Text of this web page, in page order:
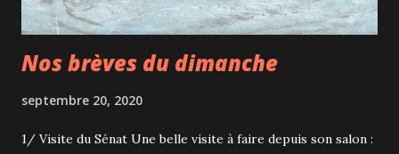
Nos brèves du dimanche
septembre 20, 2020
1/ Visite du Sénat Une belle visite à faire depuis son salon :